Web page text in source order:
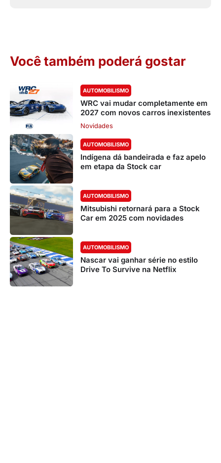
Você também poderá gostar
AUTOMOBILISMO
WRC vai mudar completamente em
2027 com novos carros inexistentes
Novidades
AUTOMOBILISMO
Indígena dá bandeirada e faz apelo
em etapa da Stock car
AUTOMOBILISMO
Mitsubishi retornará para a Stock
Car em 2025 com novidades
AUTOMOBILISMO
Nascar vai ganhar série no estilo
Drive To Survive na Netflix